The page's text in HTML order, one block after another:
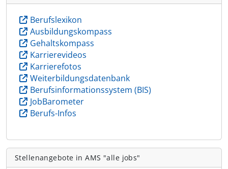
Berufslexikon
Ausbildungskompass
Gehaltskompass
Karrierevideos
Karrierefotos
Weiterbildungsdatenbank
Berufsinformationssystem (BIS)
JobBarometer
Berufs-Infos
Stellenangebote in AMS "alle jobs"